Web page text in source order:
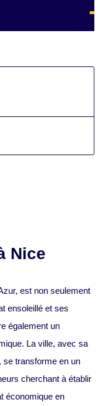
Nice
est non seulement
ensoleillé et ses
également un
La ville, avec sa
se transforme en un
cherchant à établir
économique en